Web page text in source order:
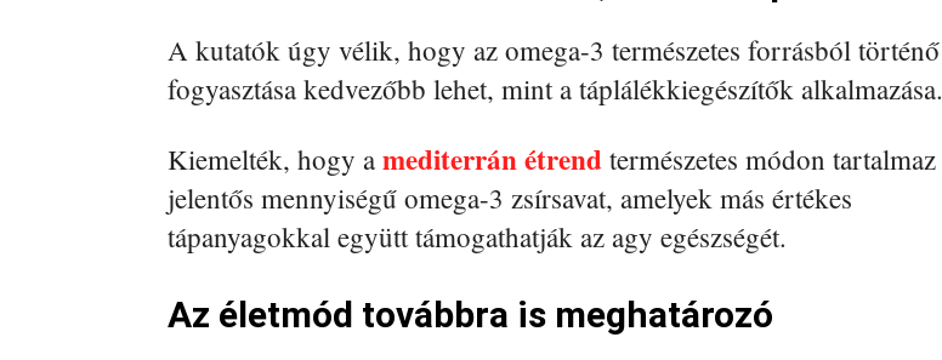
A kutatók úgy vélik, hogy az omega-3 természetes forrásból történő
fogyasztása kedvezőbb lehet, mint a táplálékkiegészítők alkalmazása.
Kiemelték, hogy a mediterrán étrend természetes módon tartalmaz
jelentős mennyiségű omega-3 zsírsavat, amelyek más értékes
tápanyagokkal együtt támogathatják az agy egészségét.
Az életmód továbbra is meghatározó